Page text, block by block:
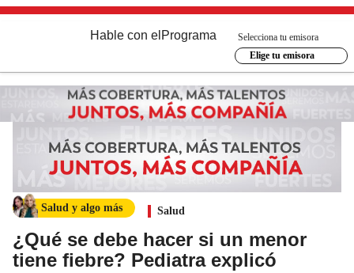
Hable con el Programa
Selecciona tu emisora
Elige tu emisora
Salud y algo más Salud
¿Qué se debe hacer si un menor
tiene fiebre? Pediatra explicó